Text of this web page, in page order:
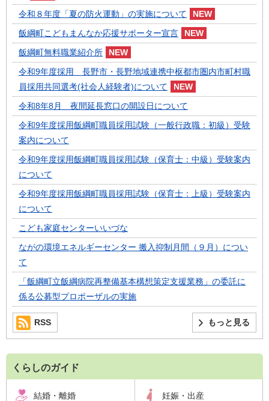
令和８年度「夏の防火運動」の実施について
飯綱町こどもまんなか応援サポーター宣言
飯綱町無料職業紹介所
令和9年度採用 長野市・長野地域連携中枢都市圏内市町村職
員採用共同選考(社会人経験者)について
令和8年8月 夜間延長窓口の開設日について
令和9年度採用飯綱町職員採用試験（一般行政職：初級）受験
案内について
令和9年度採用飯綱町職員採用試験（保育士：中級）受験案内
について
令和9年度採用飯綱町職員採用試験（保育士：上級）受験案内
について
こども家庭センターいいづな
ながの環境エネルギーセンター 搬入抑制月間（９月）につい
て
「飯綱町立飯綱病院再整備基本構想策定支援業務」の委託に
係る公募型プロポーザルの実施
もっと見る
RSS
くらしのガイド
結婚・離婚 妊娠・出産